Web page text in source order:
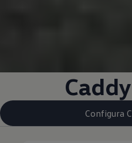
Configura